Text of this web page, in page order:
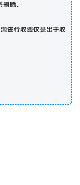
除。
进行收费仅是出于收